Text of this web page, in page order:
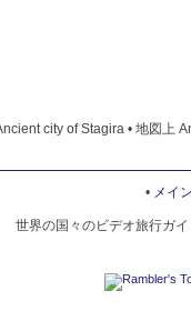
city of Stagira • 地図上
• メイ
世界の国々のビデオ旅行ガ